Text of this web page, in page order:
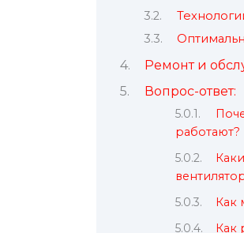
Ремонт и
Вопрос-ответ:
работают?
Как
Как